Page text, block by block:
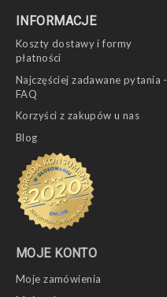
INFORMACJE
Koszty dostawy i formy
płatności
Najczęściej zadawane pytania -
FAQ
Korzyści z zakupów u nas
Blog
MOJE KONTO
Moje zamówienia